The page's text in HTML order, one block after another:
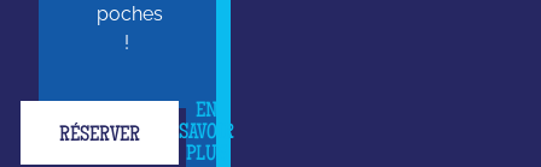
poches
!
RÉSERVER
EN
SAVOIR
PLUS